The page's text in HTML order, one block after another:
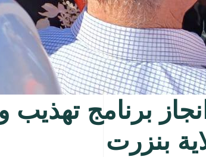
برنامج تهذيب
بنزرت